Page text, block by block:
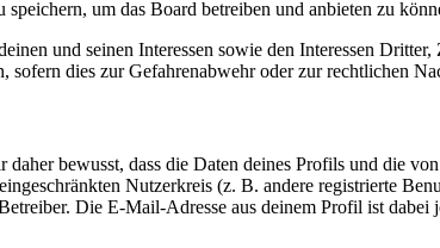
um das Board betreiben und anbieten zu
und seinen Interessen sowie den Interessen
dies zur Gefahrenabwehr oder zur rechtlichen
bewusst, dass die Daten deines Profils und die
Nutzerkreis (z. B. andere registrierte
Die E-Mail-Adresse aus deinem Profil ist